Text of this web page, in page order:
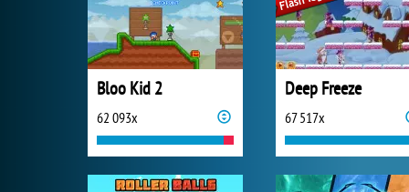
Bloo Kid 2
62 093x
Deep Freeze
67 517x